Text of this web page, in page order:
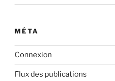
MÉTA
Connexion
Flux des publications